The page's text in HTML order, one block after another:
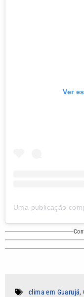
Ver
clima em Guarujá,